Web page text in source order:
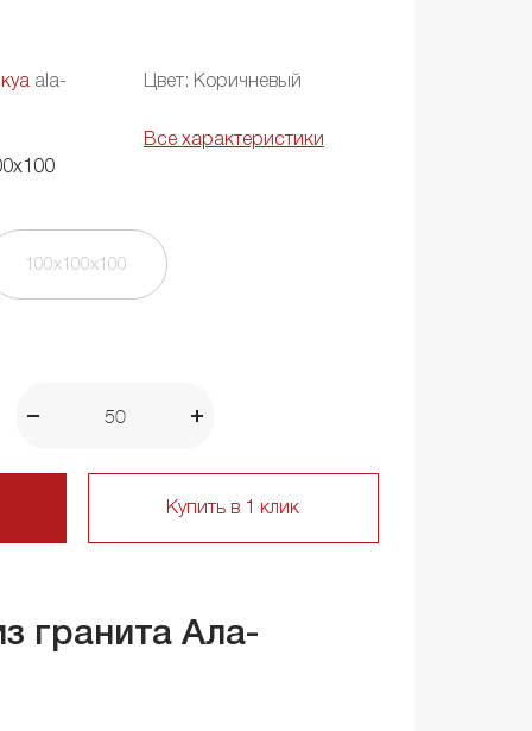
ala- Цвет: Коричневый
Все характеристики
100х100х100
Купить в 1 клик
гранита Ала-